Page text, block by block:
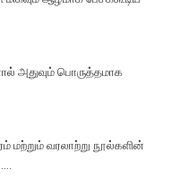
அதுவும் பொருத்தமாக
வரலாற்று நூல்களின்